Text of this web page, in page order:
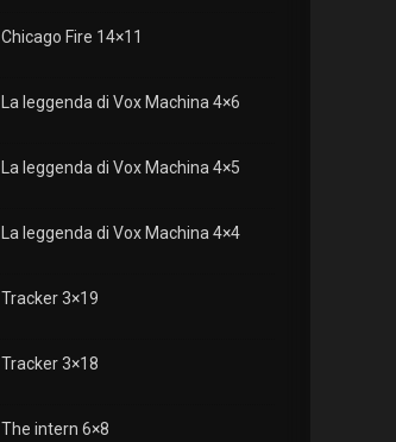
Chicago Fire 14×11
La leggenda di Vox Machina 4×6
La leggenda di Vox Machina 4×5
La leggenda di Vox Machina 4×4
Tracker 3×19
Tracker 3×18
The intern 6×8